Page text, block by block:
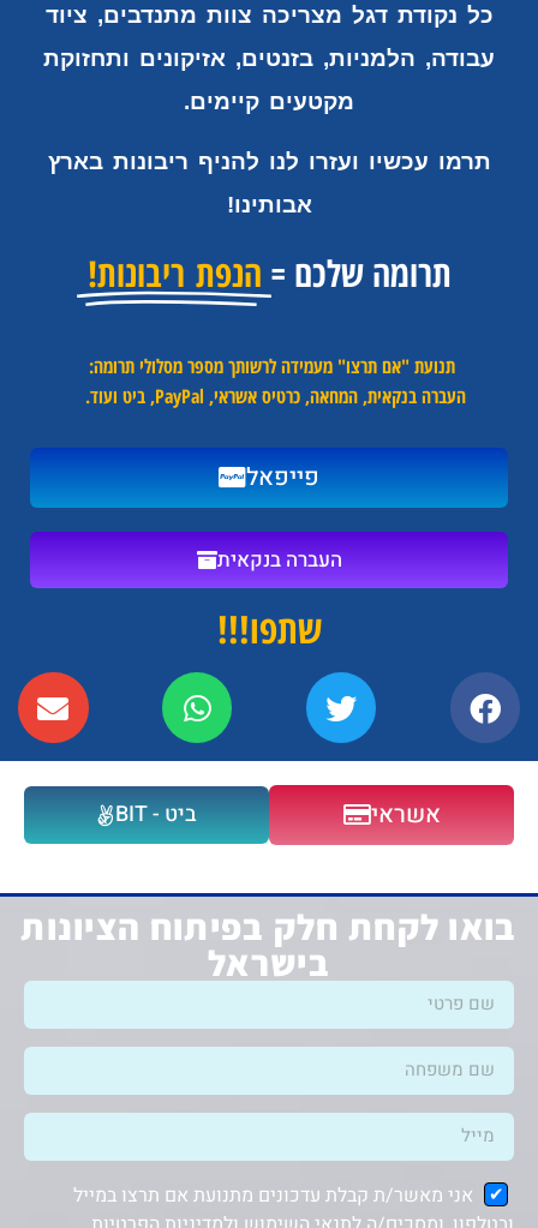
כל נקודת דגל מצריכה צוות מתנדבים, ציוד
עבודה, הלמניות, בזנטים, אזיקונים ותחזוקת
מקטעים קיימים.
תרמו עכשיו ועזרו לנו להניף ריבונות בארץ
אבותינו!
תרומה שלכם = הנפת ריבונות!
תנועת "אם תרצו" מעמידה לרשותך מספר מסלולי תרומה:
העברה בנקאית, המחאה, כרטיס אשראי, PayPal, ביט ועוד.
פייפאל
העברה בנקאית
שתפו!!!
אשראי ביט - BIT
בואו לקחת חלק בפיתוח הציונות
בישראל
אני מאשר/ת קבלת עדכונים מתנועת אם תרצו במייל